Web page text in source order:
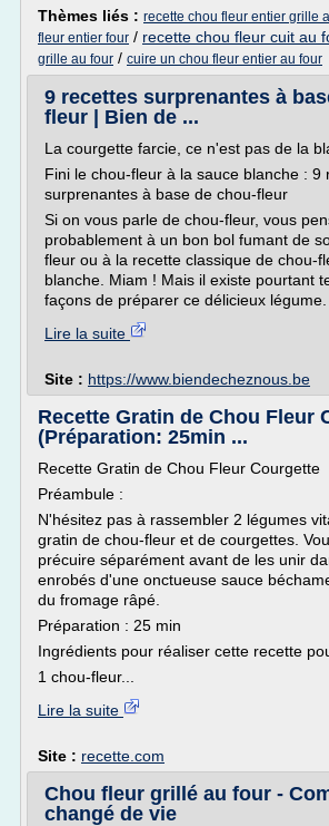
Thèmes liés : recette chou fleur entier grille
fleur entier four / recette chou fleur cuit au
grille au four / cuire un chou fleur entier au four
9 recettes surprenantes à
fleur | Bien de ...
La courgette farcie, ce n'est pas de la
Fini le chou-fleur à la sauce blanche : 9
surprenantes à base de chou-fleur
Si on vous parle de chou-fleur, vous
probablement à un bon bol fumant de
fleur ou à la recette classique de chou-
blanche. Miam ! Mais il existe pourtant
façons de préparer ce délicieux légume.
Lire la suite
Site : https://www.biendecheznous.be
Recette Gratin de Chou Fleur
(Préparation: 25min ...
Recette Gratin de Chou Fleur Courgette
Préambule :
N'hésitez pas à rassembler 2 légumes
gratin de chou-fleur et de courgettes.
précuire séparément avant de les unir
enrobés d'une onctueuse sauce
du fromage râpé.
Préparation : 25 min
Ingrédients pour réaliser cette recette
1 chou-fleur...
Lire la suite
Site : recette.com
Chou fleur grillé au four -
changé de vie